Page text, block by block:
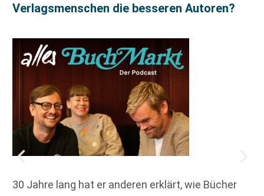
Verlagsmenschen die besseren Autoren?
30 Jahre lang hat er anderen erklärt, wie Bücher